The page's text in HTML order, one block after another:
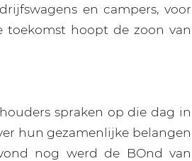
en campers, voor
toekomst hoopt de zoon van
spraken op die dag in
hun gezamenlijke belangen
nog werd de BOnd van